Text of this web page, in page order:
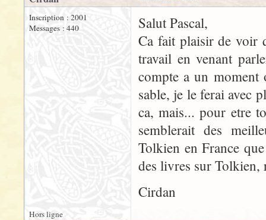
Inscription : 2001
Messages : 440
Salut Pascal,
Ca fait plaisir de voir
travail en venant
compte a un
sable, je le ferai avec
ca, mais... pour etre
semblerait des
Tolkien en France
des livres sur Tolkien,
Cirdan
Hors ligne